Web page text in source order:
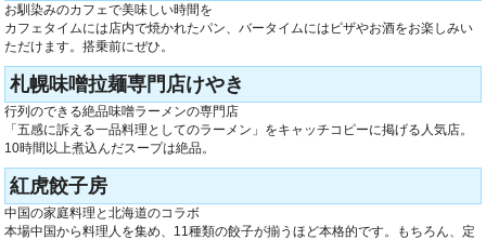
お馴染みのカフェで美味しい時間を
カフェタイムには店内で焼かれたパン、バータイムにはピザやお酒をお楽しみい
ただけます。搭乗前にぜひ。
札幌味噌拉麺専門店けやき
行列のできる絶品味噌ラーメンの専門店
「五感に訴える一品料理としてのラーメン」をキャッチコピーに掲げる人気店。
10時間以上煮込んだスープは絶品。
紅虎餃子房
中国の家庭料理と北海道のコラボ
本場中国から料理人を集め、11種類の餃子が揃うほど本格的です。もちろん、定